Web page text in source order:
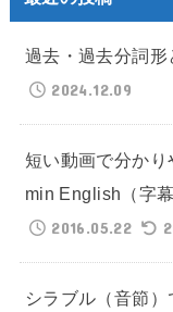
過去・過去分詞
2024.12.09
短い動画で分か
min English（字
2016.05.22
シラブル（音節